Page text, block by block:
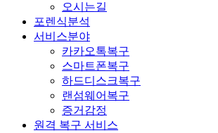
오시는길
포렌식분석
서비스분야
카카오톡복구
스마트폰복구
하드디스크복구
랜섬웨어복구
증거감정
원격 복구 서비스